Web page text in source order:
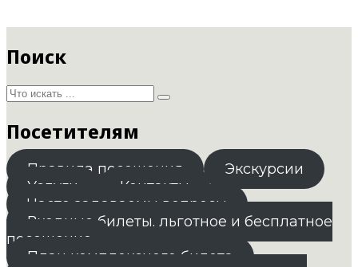
Поиск
Посетителям
Правила посещения
Экскурсии
Услуги
Контакты
Часто задаваемы вопросы
Входные билеты. льготное и бесплатное
посещение
План комплексного билета